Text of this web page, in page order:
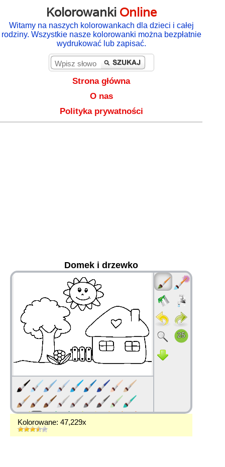
Kolorowanki Online
Witamy na naszych kolorowankach dla dzieci i całej
rodziny. Wszystkie nasze kolorowanki można bezpłatnie
wydrukować lub zapisać.
Strona główna
O nas
Polityka prywatności
Domek i drzewko
Kolorowane: 47,229x